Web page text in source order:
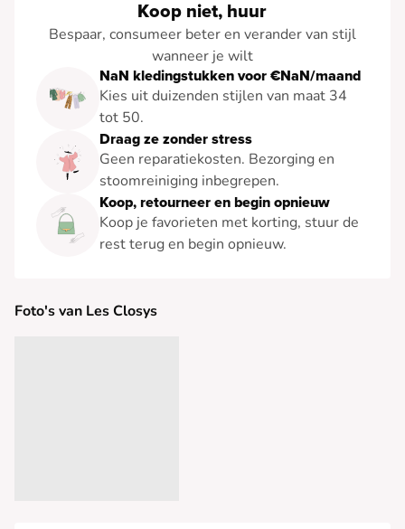
Koop niet, huur
Bespaar, consumeer beter en verander van stijl
wanneer je wilt
NaN kledingstukken voor €NaN/maand
Kies uit duizenden stijlen van maat 34
tot 50.
Draag ze zonder stress
Geen reparatiekosten. Bezorging en
stoomreiniging inbegrepen.
Koop, retourneer en begin opnieuw
Koop je favorieten met korting, stuur de
rest terug en begin opnieuw.
Foto's van Les Closys